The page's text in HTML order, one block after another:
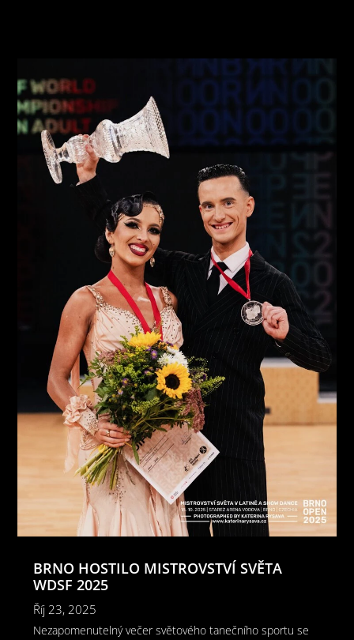
BRNO HOSTILO MISTROVSTVÍ SVĚTA
WDSF 2025
Říj 23, 2025
Nezapomenutelný večer světového tanečního sportu se